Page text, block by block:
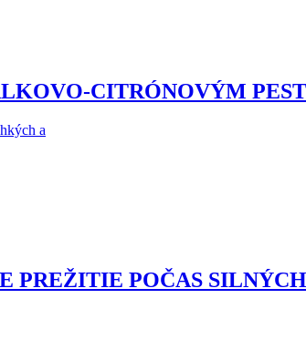
CITRÓNOVÝM
a
PREŽITIE POČAS